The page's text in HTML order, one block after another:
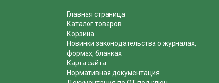
Главная страница
Каталог товаров
Корзина
Новинки законодательства о журналах,
формах, бланках
Карта сайта
Нормативная документация